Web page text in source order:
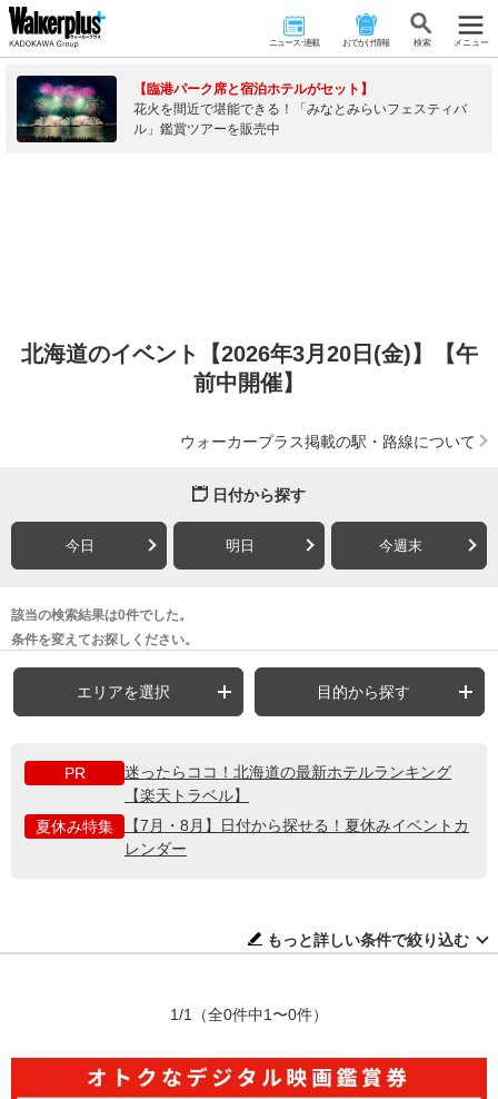
ニュース･連載 おでかけ情報 検 索 メニュー
【臨港パーク席と宿泊ホテルがセット】
花火を間近で堪能できる！「みなとみらいフェスティバ
ル」鑑賞ツアーを販売中
北海道のイベント【2026年3月20日(金)】【午
前中開催】
ウォーカープラス掲載の駅・路線について
日付から探す
今日 明日 今週末
該当の検索結果は0件でした。
条件を変えてお探しください。
エリアを選択 目的から探す
PR
迷ったらココ！北海道の最新ホテルランキング
【楽天トラベル】
夏休み特集
【7月・8月】日付から探せる！夏休みイベントカ
レンダー
もっと詳しい条件で絞り込む
1/1 （全0件中1〜0件）